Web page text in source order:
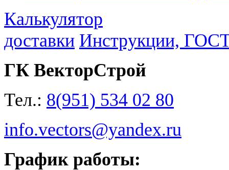
Калькулятор
доставки Инструкции,
ГК ВекторСтрой
Тел.: 8(951) 534 02 80
info.vectors@yandex.ru
График работы: